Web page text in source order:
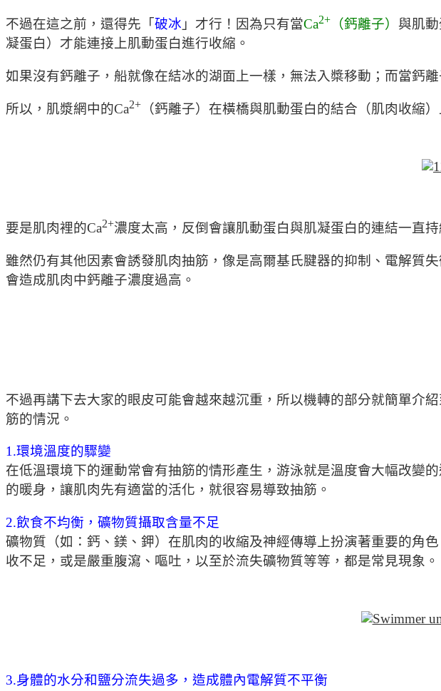
不過在這之前，還得先「 破冰 」才行！因為只有當Ca2+ （鈣離子） 與肌
凝蛋白）才能連接上肌動蛋白進行收縮。
如果沒有鈣離子，船就像在結冰的湖面上一樣，無法入槳移動；而當鈣
所以，肌漿網中的Ca2+ （鈣離子）在橫橋與肌動蛋白的結合（肌肉收縮
要是肌肉裡的Ca2+濃度太高，反倒會讓肌動蛋白與肌凝蛋白的連結一直
雖然仍有其他因素會誘發肌肉抽筋，像是高爾基氏腱器的抑制、電解質
會造成肌肉中鈣離子濃度過高。
不過再講下去大家的眼皮可能會越來越沉重，所以機轉的部分就簡單介
筋的情況。
1.環境溫度的驟變
在低溫環境下的運動常會有抽筋的情形產生，游泳就是溫度會大幅改變
的暖身，讓肌肉先有適當的活化，就很容易導致抽筋。
2.飲食不均衡，礦物質攝取含量不足
礦物質（如：鈣、鎂、鉀）在肌肉的收縮及神經傳導上扮演著重要的角
收不足，或是嚴重腹瀉、嘔吐，以至於流失礦物質等等，都是常見現象。
3.身體的水分和鹽分流失過多，造成體內電解質不平衡